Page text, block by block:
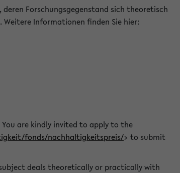
Forschungsgegenstand sich theoretisch
Informationen finden Sie hier:
are kindly invited to apply to the
fonds/nachhaltigkeitspreis/> to submit
deals theoretically or practically with